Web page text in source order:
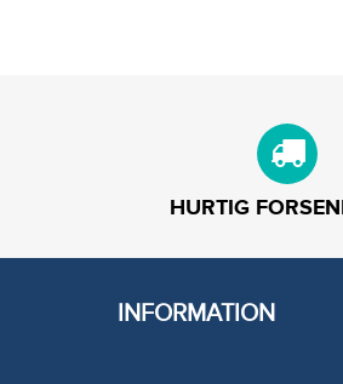
HURTIG
INFORMATION